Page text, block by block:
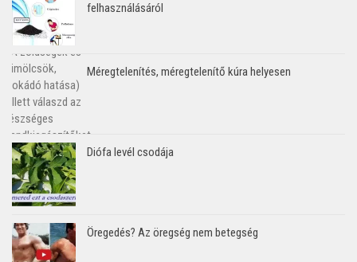
felhasználásáról
Méregtelenítés, méregtelenítő kúra helyesen
Diófa levél csodája
Öregedés? Az öregség nem betegség